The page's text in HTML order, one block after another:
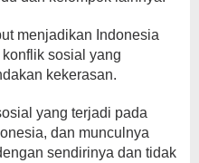
menjadikan Indonesia
sosial yang
kekerasan.
yang terjadi pada
dan munculnya
sendirinya dan tidak